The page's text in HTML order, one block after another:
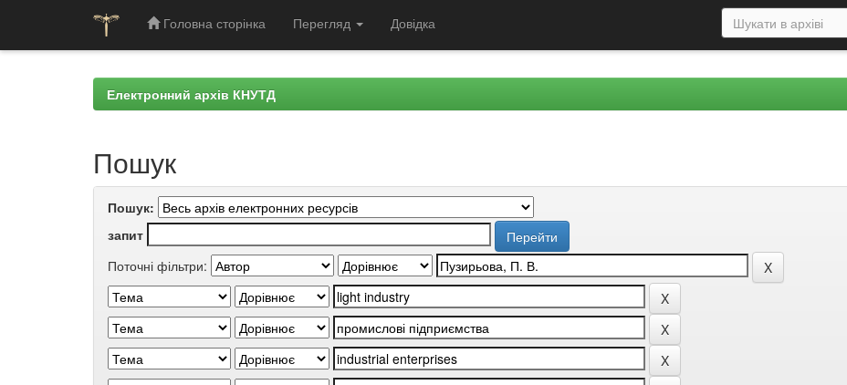
Головна сторінка Перегляд Довідка
Електронний архів КНУТД
Пошук
Пошук:
запит
Поточні фільтри: